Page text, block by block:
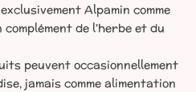
Alpamin comme
de l'herbe et du
peuvent occasionnellement
jamais comme alimentation